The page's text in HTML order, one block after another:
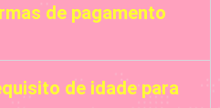
de pagamento
de idade para